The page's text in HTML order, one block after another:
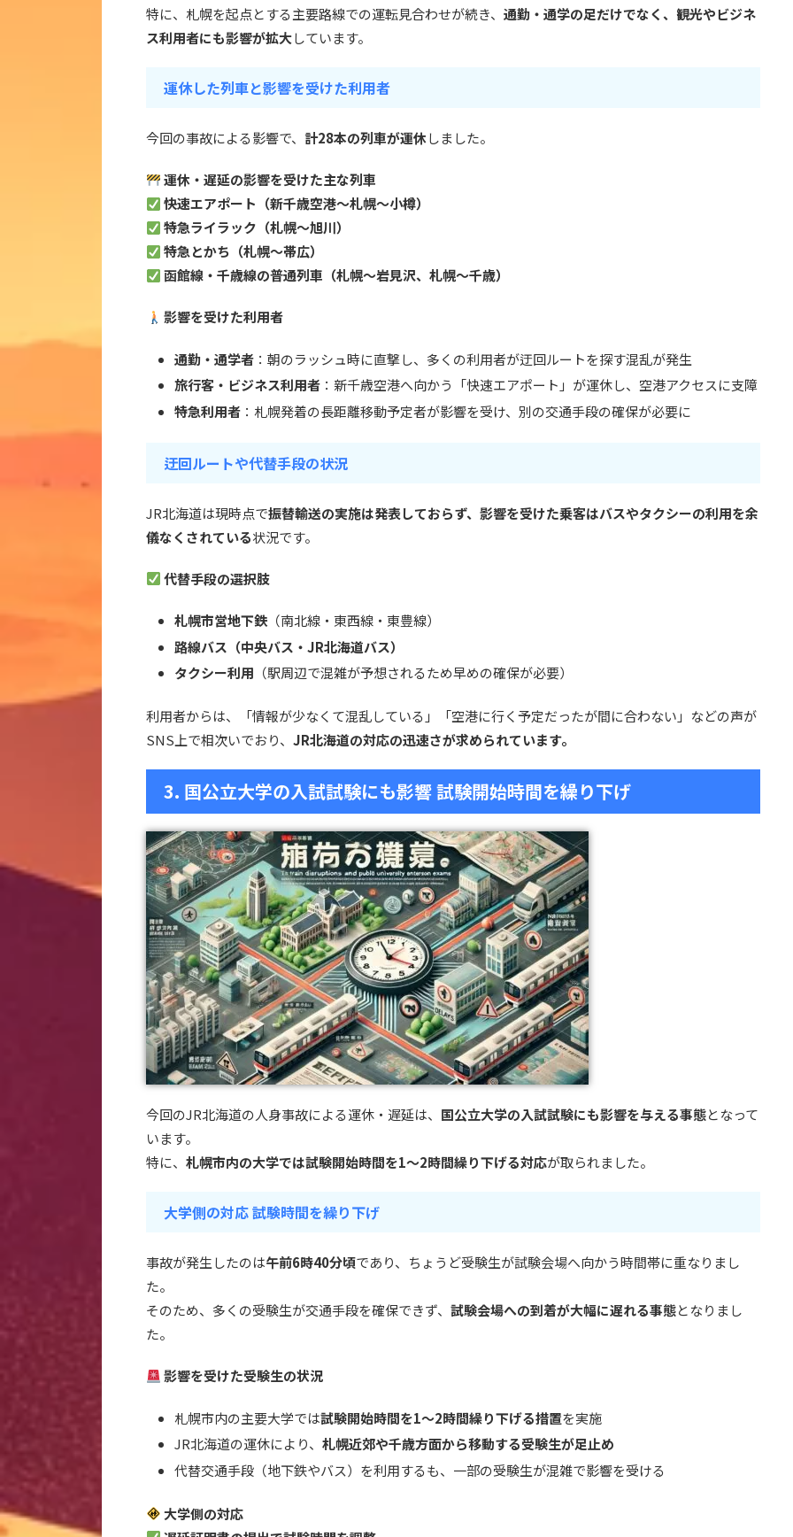
特に、札幌を起点とする主要路線での運転見合わせが続き、 通勤・通学の足だけでなく、観光やビジネ
ス利用者にも影響が拡大しています。
運休した列車と影響を受けた利用者
今回の事故による影響で、 計28本の列車が運休しました。
運休・遅延の影響を受けた主な列車
快速エアポート（新千歳空港〜札幌〜小樽）
特急ライラック（札幌〜旭川）
特急とかち（札幌〜帯広）
函館線・千歳線の普通列車（札幌〜岩見沢、札幌〜千歳）
影響を受けた利用者
通勤・通学者 ：朝のラッシュ時に直撃し、多くの利用者が迂回ルートを探す混乱が発生
旅行客・ビジネス利用者 ：新千歳空港へ向かう「快速エアポート」が運休し、空港アクセスに支障
特急利用者 ：札幌発着の長距離移動予定者が影響を受け、別の交通手段の確保が必要に
迂回ルートや代替手段の状況
JR北海道は現時点で振替輸送の実施は発表しておらず、影響を受けた乗客はバスやタクシーの利用を余
儀なくされている状況です。
代替手段の選択肢
札幌市営地下鉄 （南北線・東西線・東豊線）
路線バス（中央バス・JR北海道バス）
タクシー利用 （駅周辺で混雑が予想されるため早めの確保が必要）
利用者からは、「情報が少なくて混乱している」「空港に行く予定だったが間に合わない」などの声が
SNS上で相次いでおり、 JR北海道の対応の迅速さが求められています。
3. 国公立大学の入試試験にも影響 試験開始時間を繰り下げ
今回のJR北海道の人身事故による運休・遅延は、 国公立大学の入試試験にも影響を与える事態となって
います。
特に、 札幌市内の大学では試験開始時間を1〜2時間繰り下げる対応が取られました。
大学側の対応 試験時間を繰り下げ
事故が発生したのは午前6時40分頃であり、ちょうど受験生が試験会場へ向かう時間帯に重なりまし
た。
そのため、多くの受験生が交通手段を確保できず、 試験会場への到着が大幅に遅れる事態となりまし
た。
影響を受けた受験生の状況
札幌市内の主要大学では試験開始時間を1〜2時間繰り下げる措置を実施
JR北海道の運休により、 札幌近郊や千歳方面から移動する受験生が足止め
代替交通手段（地下鉄やバス）を利用するも、一部の受験生が混雑で影響を受ける
大学側の対応